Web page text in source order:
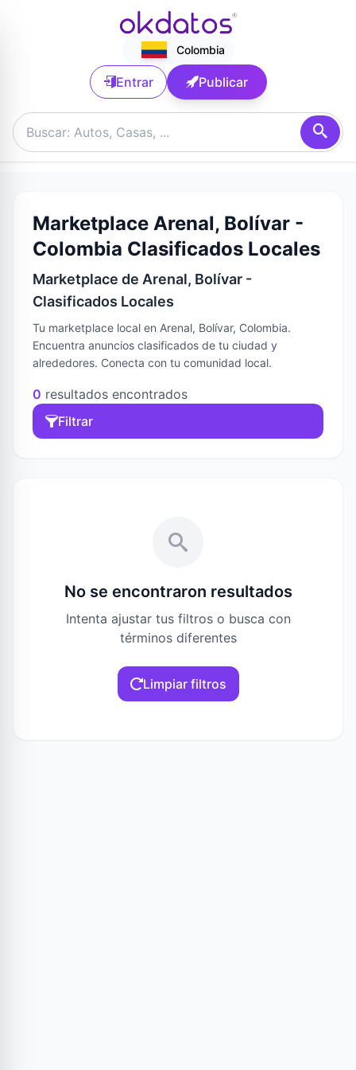
Colombia
Entrar Publicar
Marketplace Arenal, Bolívar -
Colombia Clasificados Locales
Marketplace de Arenal, Bolívar -
Clasificados Locales
Tu marketplace local en Arenal, Bolívar, Colombia.
Encuentra anuncios clasificados de tu ciudad y
alrededores. Conecta con tu comunidad local.
0 resultados encontrados
Filtrar
No se encontraron resultados
Intenta ajustar tus filtros o busca con
términos diferentes
Limpiar filtros